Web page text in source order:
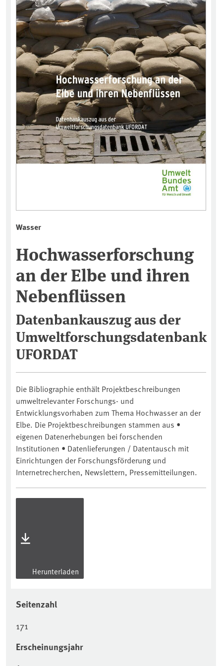
Wasser
Hochwasserforschung
an der Elbe und ihren
Nebenflüssen
Datenbankauszug aus der
Umweltforschungsdatenbank
UFORDAT
Die Bibliographie enthält Projektbeschreibungen
umweltrelevanter Forschungs- und
Entwicklungsvorhaben zum Thema Hochwasser an der
Elbe. Die Projektbeschreibungen stammen aus •
eigenen Datenerhebungen bei forschenden
Institutionen • Datenlieferungen / Datentausch mit
Einrichtungen der Forschungsförderung und
Internetrecherchen, Newslettern, Pressemitteilungen.
Herunterladen
Seitenzahl
171
Erscheinungsjahr